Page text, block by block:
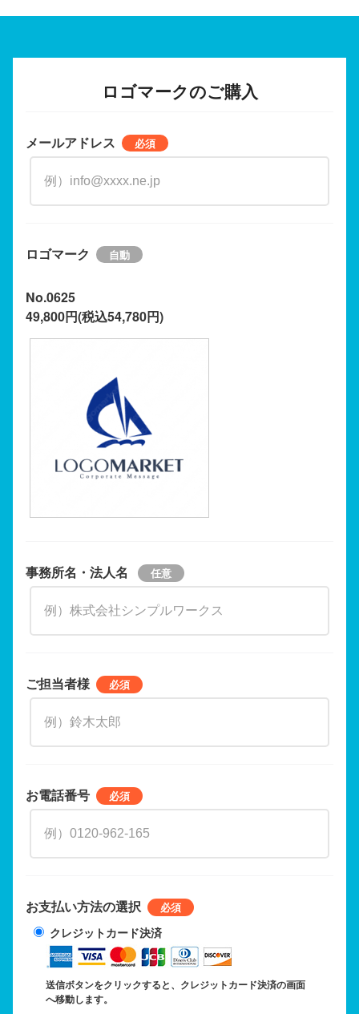
ロゴマークのご購入
メールアドレス
ロゴマーク
No.0625
49,800円(税込54,780円)
事務所名・法人名
ご担当者様
お電話番号
お支払い方法の選択
クレジットカード決済
送信ボタンをクリックすると、クレジットカード決済の画面
へ移動します。